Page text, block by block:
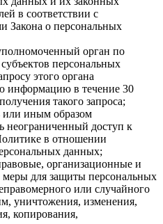
в соответствии с
Закона о персональных
орган по
персональных
этого органа
информацию в течение 30
такого запроса;
или иным образом
неограниченный доступ к
в отношении
данных;
организационные и
меры для защиты персональных
или случайного
уничтожения, изменения,
копирования,